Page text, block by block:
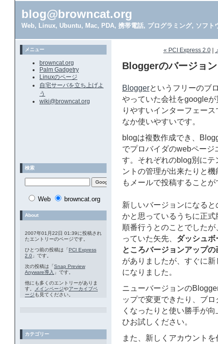
blog@browncat.org
Web, Linux, Ubuntu, Mac, PDA, 携帯電話, プログラミング, ソフト
« PCI Express 2.0|
Bloggerのバージョ
Bloggerというフリーのブ
やっていた会社をgoogle
りやすいインターフェー
なか使いやすいです。
blogは複数作成でき、
でプロバイダのwebペー
す。それぞれのblog別に
ントの管理が出来たりと
もメールで投稿すること
新しいバージョンになる
かと思っているうちに正
順番行うとのことでした
っていた矢先、 ダッシュ
ところバージョンアップ
がありましたが、すぐに
になりました。
ニューバージョンの
ップで変更できたり、ブ
くなったりと使い勝手が
ひお試しください。
また、新しくアカウント
メニュー
browncat.org
Palm Gadgetry
Linuxのページ
自宅サーバを立ち上げよ
う
wiki@browncat.org
検索
Web browncat.org
About
2007年01月22日 01:39に投稿され
たエントリーのページです。
ひとつ前の投稿は「PCI Express
2.0 」です。
次の投稿は「Snap Preview
Anyware導入 」です。
他にも多くのエントリーがありま
す。
メインページやアーカイブペ
ージ も見てください。
カテゴリー